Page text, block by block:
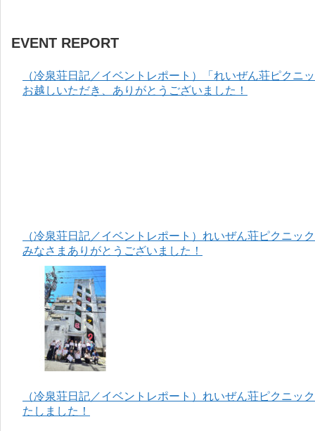
EVENT REPORT
（冷泉荘日記／イベントレポート）「れいぜん荘ピクニ
お越しいただき、ありがとうございました！
（冷泉荘日記／イベントレポート）れいぜん荘ピクニッ
みなさまありがとうございました！
（冷泉荘日記／イベントレポート）れいぜん荘ピクニッ
たしました！